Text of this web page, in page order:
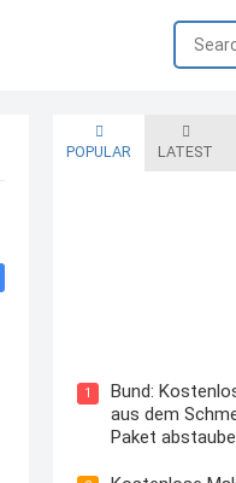
POPULAR LATEST
1
Bund:
aus dem
Paket